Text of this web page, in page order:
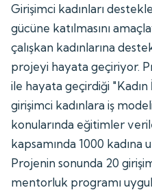
Girişimci kadınları
gücüne katılmasını
çalışkan kadınlarına
projeyi hayata geçiriyor.
ile hayata geçirdiği
girişimci kadınlara iş
konularında eğitimler
kapsamında 1000 kadına
Projenin sonunda 20
mentorluk programı